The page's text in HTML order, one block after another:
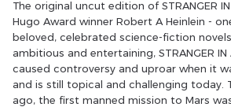
return to Earth, a young nurse named
sneaks into Smith's hospital room and
water with him, a simple act for her
Mars. Now, connected by an incredible bond, Smith, Jill
and a writer named Jubal must fight
we all take for granted: the right to
The original uncut edition of STRANGER IN
Hugo Award winner Robert A Heinlein -
beloved, celebrated science-fiction
ambitious and entertaining, STRANGER IN
caused controversy and uproar when it
and is still topical and challenging today.
ago, the first manned mission to Mars